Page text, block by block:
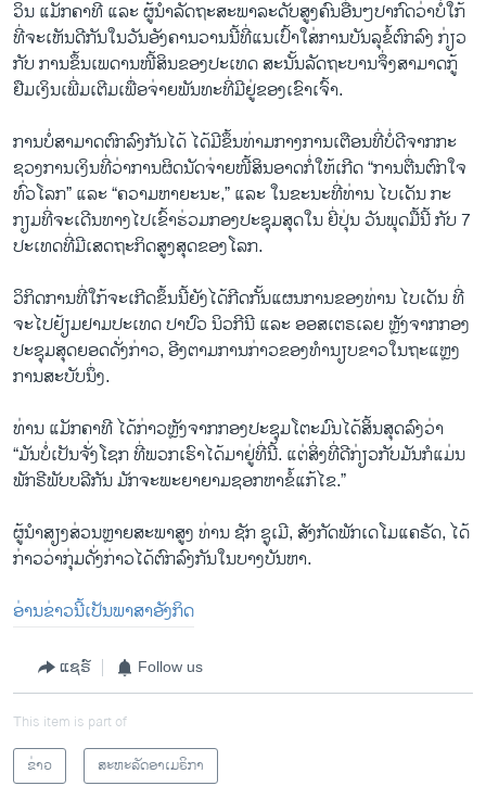
ພາສາຕ່າງໆ
ວິນ ແມັກ​ຄາ​ທີ ແລະ ຜູ້​ນຳ​ລັດ​ຖະ​ສະ​ພາ​ລະ​ດັບ​ສູງ​ຄົນ​ອື່ນໆປາ​ກົດ​ວ່າບໍ່​ໃກ້​
ທີ່​ຈະ​ເຫັນ​ດີ​ກັນ​ໃນ​ວັນ​ອັງ​ຄານ​ວານນີ້​ທີ່​ແນ​ເປົ້າ​ໃສ່​ການ​ບັນ​ລຸ​ຂໍ້​ຕົກ​ລົງ ກ່ຽວ​
ກັບ ການ​ຂຶ້ນ​ເພ​ດານ​ໜີ້​ສິນ​ຂອງ​ປະ​ເທດ ສະ​ນັ້ນ​ລັດ​ຖະ​ບານ​ຈຶ່ງ​ສາ​ມາ​ດກູ້​
ຢືມ​ເງິນ​ເພີ່ມ​ເຕີມ​ເພື່ອ​ຈ່າຍ​ພັນ​ທະ​ທີ່​ມີ​ຢູ່​ຂອງ​ເຂົາ​ເຈົ້າ.
ການ​ບໍ່​ສາ​ມາດ​ຕົກ​ລົງ​ກັນ​ໄດ້ ໄດ້​ມີ​ຂຶ້ນ​ທ່າມ​ກາງ​ການ​ເຕືອນ​ທີ່ບໍ່​ດີ​ຈາກ​ກະ​
ຊວງ​ການ​ເງິນ​ທີ່​ວ່າ​ການ​ຜິດ​ນັດ​ຈ່າຍ​ໜີ້​ສິນ​ອາດ​ກໍ່​ໃຫ້​ເກີດ “ການ​ຕື່ນ​ຕົກ​ໃຈ​
ທົ່ວ​ໂລກ” ແລະ “ຄວາມ​ຫາ​ຍະ​ນະ,” ແລະ ໃນ​ຂະ​ນະ​ທີ່​ທ່ານ ໄບ​ເດັນ ກະ​
ກຽມ​ທີ່​ຈະ​ເດີນ​ທາງ​ໄປ​ເຂົ້າ​ຮ່ວມກອງ​ປະ​ຊຸມ​ສຸດ​ໃນ ຍີ່​ປຸ່ນ ວັນ​ພຸດ​ມື້ນີ້ ກັບ​ 7
ປະ​ເທດ​ທີ່​ມີ​ເສດ​ຖະ​ກິດ​ສູງ​ສຸດ​ຂອງ​ໂລກ.
ວິ​ກິດ​ການ​ທີ່​ໃກ້​ຈະ​ເກີດ​ຂຶ້ນນີ້​ຍັງ​ໄດ້ກີດ​ກັ້ນ​ແຜນ​ການ​ຂອງ​ທ່ານ ໄບ​ເດັນ ທີ່​
ຈະ​ໄປ​ຢ້ຽມ​ຢາມ​ປະ​ເທດ ປາ​ປົວ ນິວ​ກີ​ນີ ແລະ ອອ​ສ​ເຕ​ຣ​ເລຍ ຫຼັງ​ຈາກກອງ​
ປະ​ຊຸມ​ສຸດຍອດ​ດັ່ງ​ກ່າວ, ອີງ​ຕາມ​ການ​ກ່າວ​ຂອງ​ທຳ​ນຽບ​ຂາວ​ໃນ​ຖະ​ແຫຼງ​
ການ​ສະ​ບັບ​ນຶ່ງ.
ທ່ານ ແມັກ​ຄາ​ທີ ໄດ້​ກ່າວ​ຫຼັງ​ຈາກກອງ​ປະ​ຊຸມ​ໂຕະມົນ​ໄດ້​ສິ້ນ​ສຸດ​ລົງ​ວ່າ
“ມັນ​ບໍ່​ເປັນ​ຈັ່ງ​ໂຊກ ​ທີ່​ພວກ​ເຮົາ​ໄດ້​ມາ​ຢູ່​ທີ່ນີ້. ແຕ່​ສິ່ງ​ທີ່​ດີ​ກ່ຽວ​ກັບ​ມັນ​ກໍ​ແມ່ນ
ພັກ​ຣີ​ພັບ​ບ​ລີ​ກັນ ມັກ​ຈະ​ພະ​ຍາ​ຍາມ​ຊອກ​ຫາ​ຂໍ້​ແກ້​ໄຂ.”
ຜູ້​ນຳ​ສຽງ​ສ່ວນຫຼາຍ​ສະ​ພາ​ສູງ ທ່ານ ຊັກ​ ຊູ​ເມີ, ສັງ​ກັດ​ພັກ​ເດ​ໂມ​ແຄ​ຣັດ, ໄດ້​
ກ່າວ​ວ່າ​ກຸ່ມ​ດັ່ງ​ກ່າວ​ໄດ້​ຕົກ​ລົງ​ກັນ​ໃນ​ບາງ​ບັນ​ຫາ.
ອ່ານ​ຂ່າວນີ້​ເປັນ​ພາ​ສາ​ອັງ​ກິດ
ແຊຣ໌ Follow us
This item is part of
ຂ່າວ
ສະຫະລັດອາເມຣິກາ